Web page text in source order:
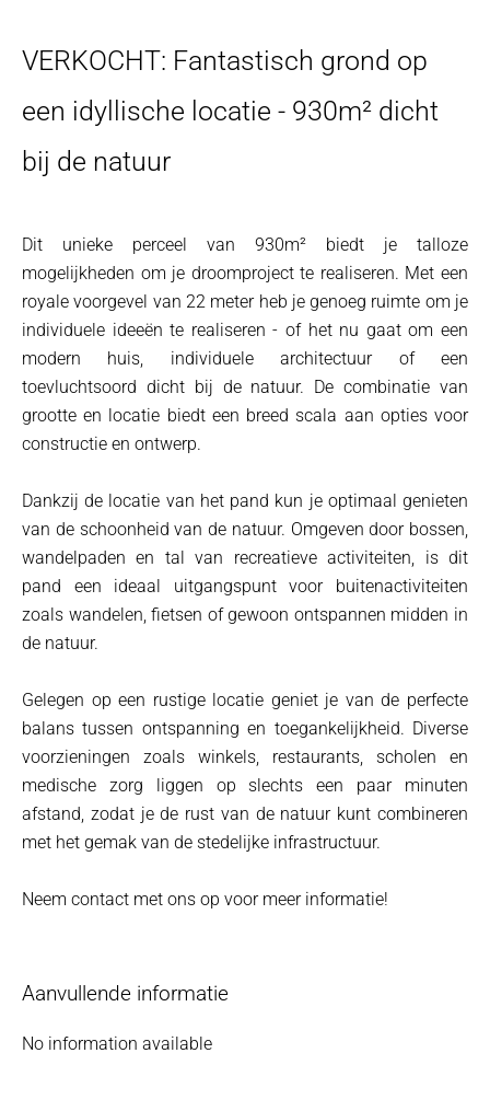
VERKOCHT: Fantastisch grond op
een idyllische locatie - 930m² dicht
bij de natuur
Dit unieke perceel van 930m² biedt je talloze
mogelijkheden om je droomproject te realiseren. Met een
royale voorgevel van 22 meter heb je genoeg ruimte om je
individuele ideeën te realiseren - of het nu gaat om een
modern huis, individuele architectuur of een
toevluchtsoord dicht bij de natuur. De combinatie van
grootte en locatie biedt een breed scala aan opties voor
constructie en ontwerp.
Dankzij de locatie van het pand kun je optimaal genieten
van de schoonheid van de natuur. Omgeven door bossen,
wandelpaden en tal van recreatieve activiteiten, is dit
pand een ideaal uitgangspunt voor buitenactiviteiten
zoals wandelen, fietsen of gewoon ontspannen midden in
de natuur.
Gelegen op een rustige locatie geniet je van de perfecte
balans tussen ontspanning en toegankelijkheid. Diverse
voorzieningen zoals winkels, restaurants, scholen en
medische zorg liggen op slechts een paar minuten
afstand, zodat je de rust van de natuur kunt combineren
met het gemak van de stedelijke infrastructuur.
Neem contact met ons op voor meer informatie!
Aanvullende informatie
No information available